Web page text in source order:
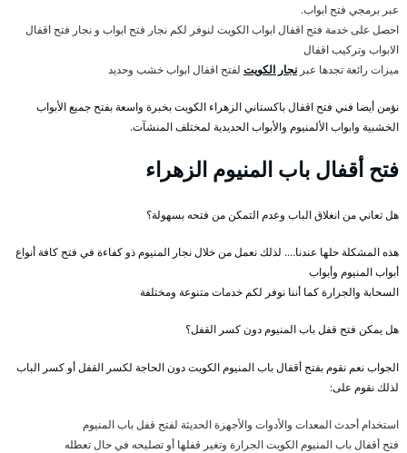
عبر برمجي فتح ابواب.
احصل على خدمة فتح اقفال ابواب الكويت لنوفر لكم نجار فتح ابواب و نجار فتح اقفال
الابواب وتركيب اقفال
ميزات رائعة تجدها عبر نجار الكويت لفتح اقفال ابواب خشب وحديد
نؤمن أيضا فني فتح اقفال باكستاني الزهراء الكويت بخبرة واسعة بفتح جميع الأبواب
الخشبية وابواب الألمنيوم والأبواب الحديدية لمختلف المنشآت.
فتح أقفال باب المنيوم الزهراء
هل تعاني من انغلاق الباب وعدم التمكن من فتحه بسهولة؟
هذه المشكلة حلها عندنا…. لذلك نعمل من خلال نجار المنيوم ذو كفاءة في فتح كافة أنواع
أبواب المنيوم وأبواب
السحابة والجرارة كما أننا نوفر لكم خدمات متنوعة ومختلفة
هل يمكن فتح قفل باب المنيوم دون كسر القفل؟
الجواب نعم نقوم بفتح أقفال باب المنيوم الكويت دون الحاجة لكسر القفل أو كسر الباب
لذلك نقوم على:
استخدام أحدث المعدات والأدوات والأجهزة الحديثة لفتح قفل باب المنيوم
فتح أقفال باب المنيوم الكويت الجرارة وتغير قفلها أو تصليحه في حال تعطله